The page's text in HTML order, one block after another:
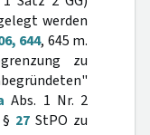
werden
644, 645 m.
zu
Abs. 1 Nr. 2
27StPO zu